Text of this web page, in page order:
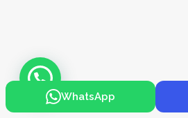
WhatsApp